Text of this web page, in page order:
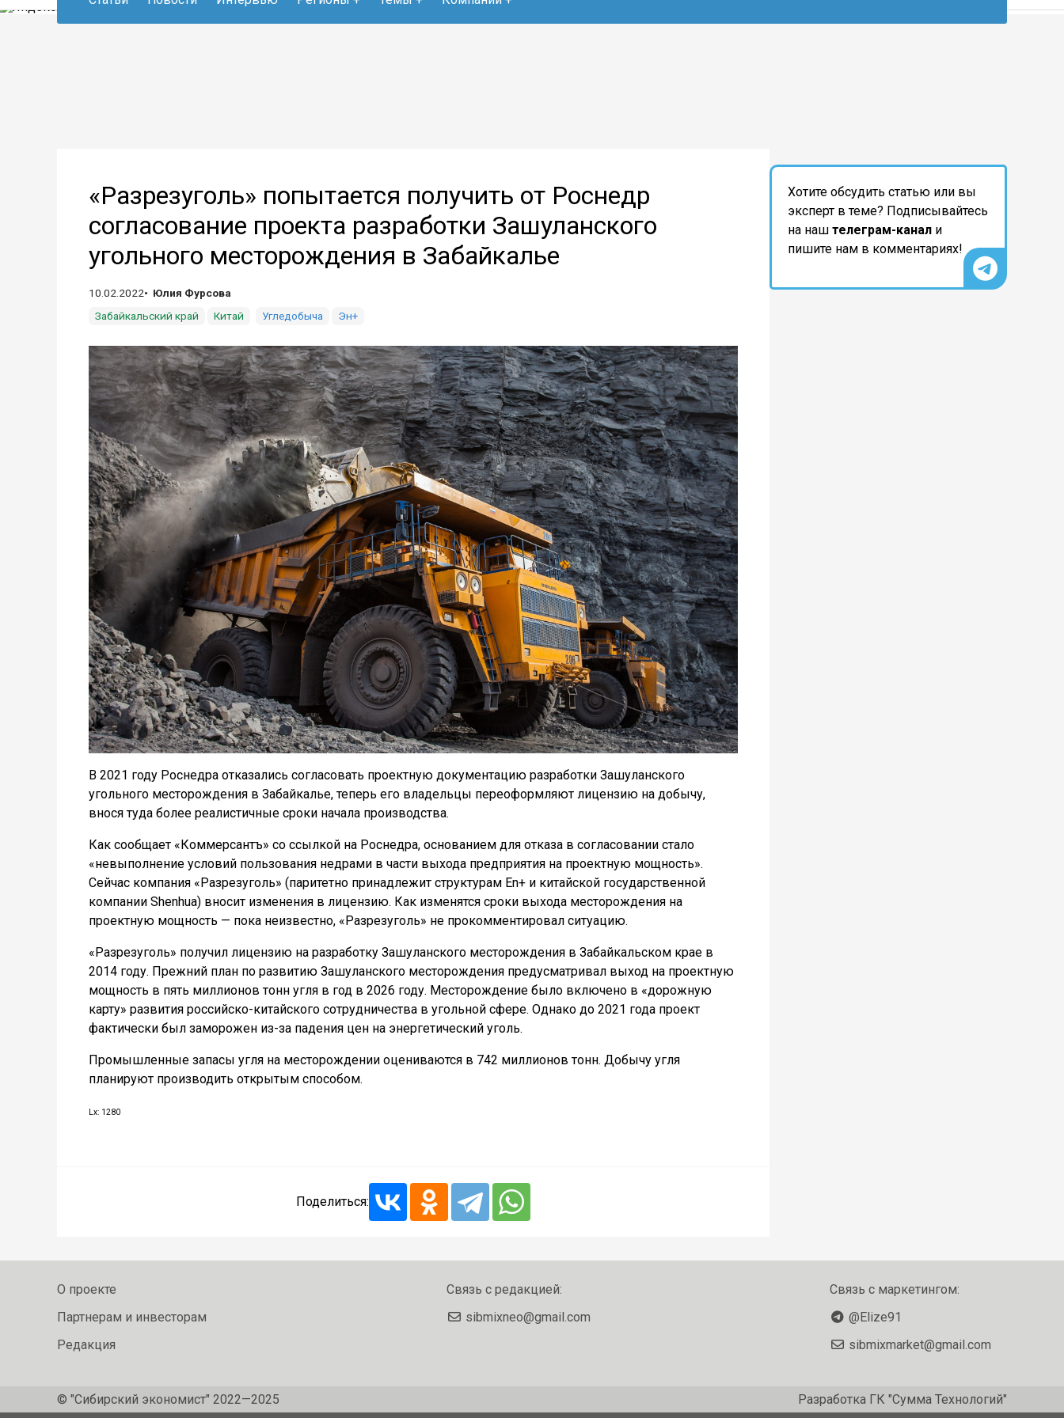
«Разрезуголь» попытается получить от Роснедр
согласование проекта разработки Зашуланского
угольного месторождения в Забайкалье
10.02.2022
Юлия Фурсова
Забайкальский край
Китай Угледобыча Эн+
В 2021 году Роснедра отказались согласовать проектную документацию разработки Зашуланского
угольного месторождения в Забайкалье, теперь его владельцы переоформляют лицензию на добычу,
внося туда более реалистичные сроки начала производства.
Как сообщает «Коммерсантъ» со ссылкой на Роснедра, основанием для отказа в согласовании стало
«невыполнение условий пользования недрами в части выхода предприятия на проектную мощность».
Сейчас компания «Разрезуголь» (паритетно принадлежит структурам En+ и китайской государственной
компании Shenhua) вносит изменения в лицензию. Как изменятся сроки выхода месторождения на
проектную мощность — пока неизвестно, «Разрезуголь» не прокомментировал ситуацию.
«Разрезуголь» получил лицензию на разработку Зашуланского месторождения в Забайкальском крае в
2014 году. Прежний план по развитию Зашуланского месторождения предусматривал выход на проектную
мощность в пять миллионов тонн угля в год в 2026 году. Месторождение было включено в «дорожную
карту» развития российско-китайского сотрудничества в угольной сфере. Однако до 2021 года проект
фактически был заморожен из-за падения цен на энергетический уголь.
Промышленные запасы угля на месторождении оцениваются в 742 миллионов тонн. Добычу угля
планируют производить открытым способом.
Lx: 1280
Поделиться:
Хотите обсудить статью или вы
эксперт в теме? Подписывайтесь
на наш телеграм-канал и
пишите нам в комментариях!
О проекте
Партнерам и инвесторам
Редакция
Связь с редакцией:
sibmixneo@gmail.com
Связь с маркетингом:
@Elize91
sibmixmarket@gmail.com
© "Сибирский экономист" 2022—2025 Разработка ГК "Сумма Технологий"